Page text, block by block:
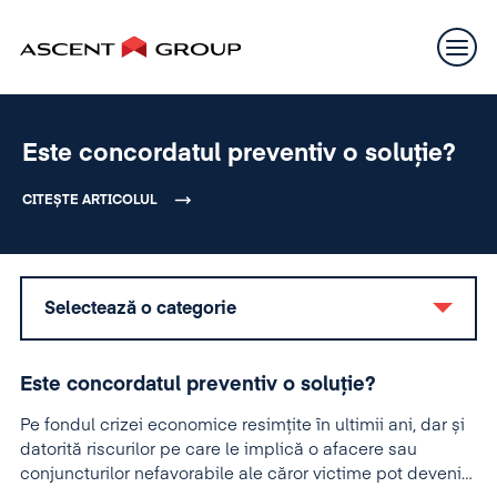
Este concordatul preventiv o soluție?
CITEȘTE ARTICOLUL
Selectează o categorie
Este concordatul preventiv o soluție?
Pe fondul crizei economice resimțite în ultimii ani, dar și
datorită riscurilor pe care le implică o afacere sau
conjuncturilor nefavorabile ale căror victime pot deveni